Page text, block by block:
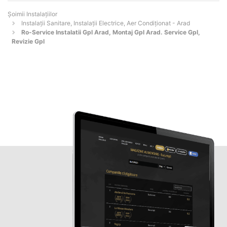
Şoimii Instalaţiilor
Instalații Sanitare, Instalații Electrice, Aer Condiționat - Arad
Ro-Service Instalatii Gpl Arad, Montaj Gpl Arad. Service Gpl,
Revizie Gpl